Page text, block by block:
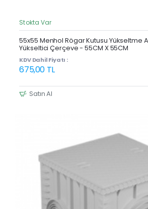
Stokta Var
55x55 Menhol Rögar Kutusu Yükseltme
Yükseltici Çerçeve - 55CM X 55CM
KDV Dahil Fiyatı :
675,00 TL
Satın Al